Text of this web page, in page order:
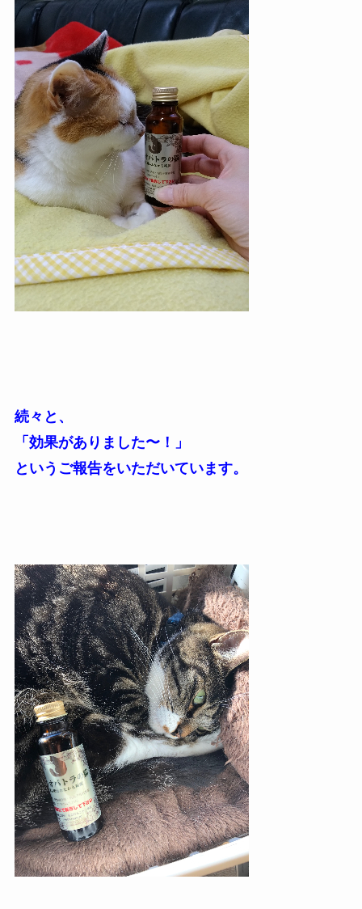
続々と、
「効果がありました〜！」
というご報告をいただいています。